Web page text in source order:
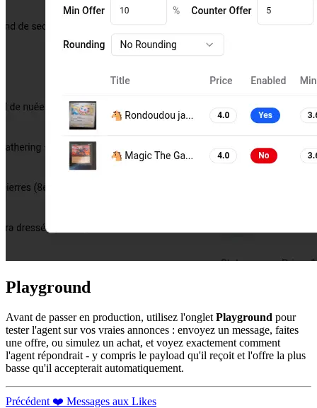
Playground
Avant de passer en production, utilisez l'onglet Playground pour
tester l'agent sur vos vraies annonces : envoyez un message, faites
une offre, ou simulez un achat, et voyez exactement comment
l'agent répondrait - y compris le payload qu'il reçoit et l'offre la plus
basse qu'il accepterait automatiquement.
Précédent ❤️ Messages aux Likes